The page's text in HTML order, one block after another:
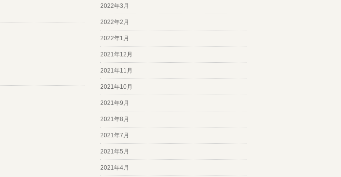
2022年3月
2022年2月
2022年1月
2021年12月
2021年11月
2021年10月
2021年9月
2021年8月
2021年7月
2021年5月
2021年4月